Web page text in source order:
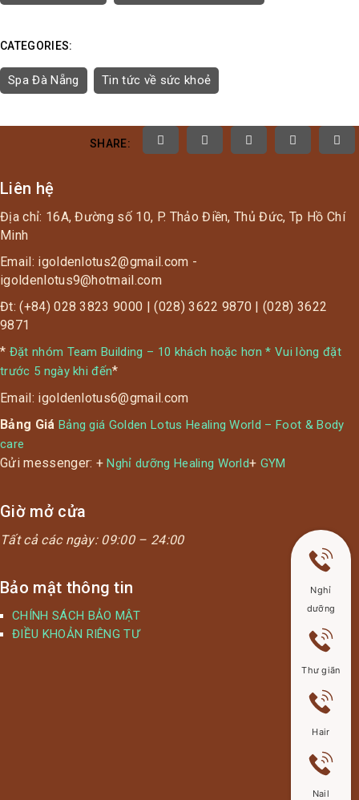
CATEGORIES:
Spa Đà Nẵng Tin tức về sức khoẻ
SHARE:
Liên hệ
Địa chỉ: 16A, Đường số 10, P. Thảo Điền, Thủ Đức, Tp Hồ Chí
Minh
Email: igoldenlotus2@gmail.com -
igoldenlotus9@hotmail.com
Đt: (+84) 028 3823 9000 | (028) 3622 9870 | (028) 3622
9871
* Đặt nhóm Team Building – 10 khách hoặc hơn * Vui lòng đặt
trước 5 ngày khi đến*
Email: igoldenlotus6@gmail.com
Bảng Giá Bảng giá Golden Lotus Healing World – Foot & Body
care
Gửi messenger: +Nghỉ dưỡng Healing World+ GYM
Giờ mở cửa
Tất cả các ngày: 09:00 – 24:00
Bảo mật thông tin
CHÍNH SÁCH BẢO MẬT
ĐIỀU KHOẢN RIÊNG TƯ
Nghỉ
dưỡng
Thư giãn
Hair
Nail